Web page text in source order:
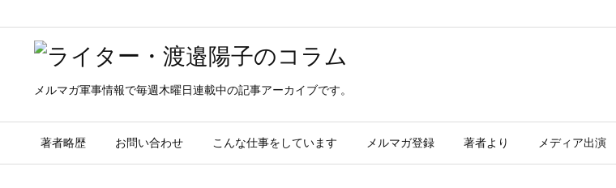
メルマガ軍事情報で毎週木曜日連載中の記事アーカイブです。
著者略歴 お問い合わせ こんな仕事をしています メルマガ登録 著者より メディア出演